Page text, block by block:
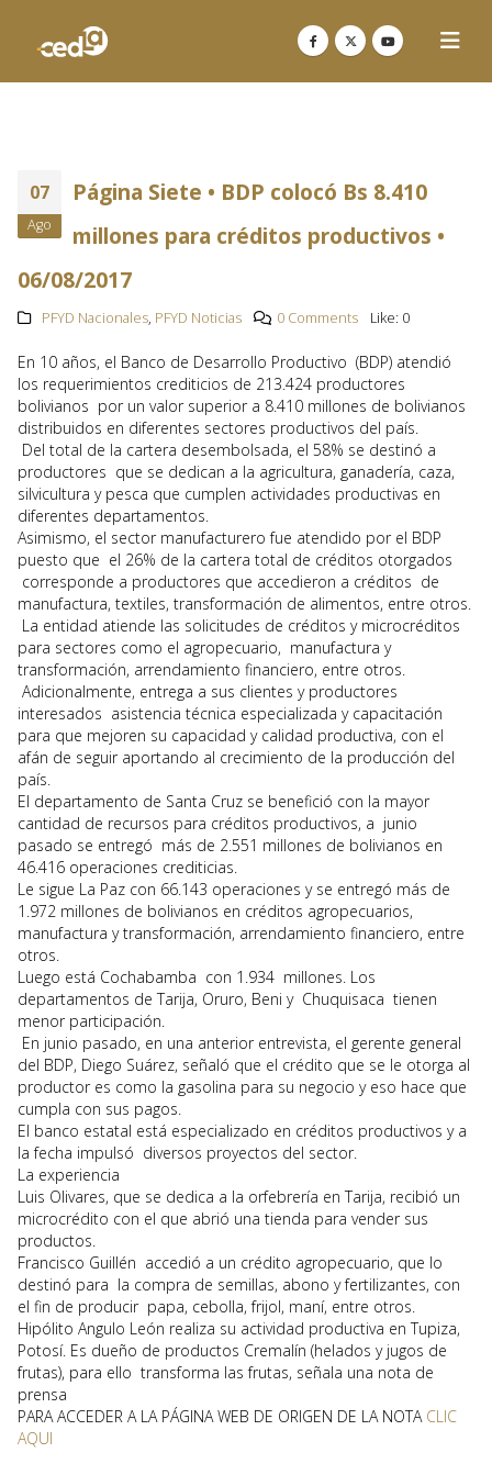
07
Ago
Página Siete • BDP colocó Bs 8.410
millones para créditos productivos •
06/08/2017
PFYD Nacionales, PFYD Noticias 0 Comments Like: 0
En 10 años, el Banco de Desarrollo Productivo (BDP) atendió
los requerimientos crediticios de 213.424 productores
bolivianos por un valor superior a 8.410 millones de bolivianos
distribuidos en diferentes sectores productivos del país.
Del total de la cartera desembolsada, el 58% se destinó a
productores que se dedican a la agricultura, ganadería, caza,
silvicultura y pesca que cumplen actividades productivas en
diferentes departamentos.
Asimismo, el sector manufacturero fue atendido por el BDP
puesto que el 26% de la cartera total de créditos otorgados
corresponde a productores que accedieron a créditos de
manufactura, textiles, transformación de alimentos, entre otros.
La entidad atiende las solicitudes de créditos y microcréditos
para sectores como el agropecuario, manufactura y
transformación, arrendamiento financiero, entre otros.
Adicionalmente, entrega a sus clientes y productores
interesados asistencia técnica especializada y capacitación
para que mejoren su capacidad y calidad productiva, con el
afán de seguir aportando al crecimiento de la producción del
país.
El departamento de Santa Cruz se benefició con la mayor
cantidad de recursos para créditos productivos, a junio
pasado se entregó más de 2.551 millones de bolivianos en
46.416 operaciones crediticias.
Le sigue La Paz con 66.143 operaciones y se entregó más de
1.972 millones de bolivianos en créditos agropecuarios,
manufactura y transformación, arrendamiento financiero, entre
otros.
Luego está Cochabamba con 1.934 millones. Los
departamentos de Tarija, Oruro, Beni y Chuquisaca tienen
menor participación.
En junio pasado, en una anterior entrevista, el gerente general
del BDP, Diego Suárez, señaló que el crédito que se le otorga al
productor es como la gasolina para su negocio y eso hace que
cumpla con sus pagos.
El banco estatal está especializado en créditos productivos y a
la fecha impulsó diversos proyectos del sector.
La experiencia
Luis Olivares, que se dedica a la orfebrería en Tarija, recibió un
microcrédito con el que abrió una tienda para vender sus
productos.
Francisco Guillén accedió a un crédito agropecuario, que lo
destinó para la compra de semillas, abono y fertilizantes, con
el fin de producir papa, cebolla, frijol, maní, entre otros.
Hipólito Angulo León realiza su actividad productiva en Tupiza,
Potosí. Es dueño de productos Cremalín (helados y jugos de
frutas), para ello transforma las frutas, señala una nota de
prensa
PARA ACCEDER A LA PÁGINA WEB DE ORIGEN DE LA NOTA CLIC
AQUI